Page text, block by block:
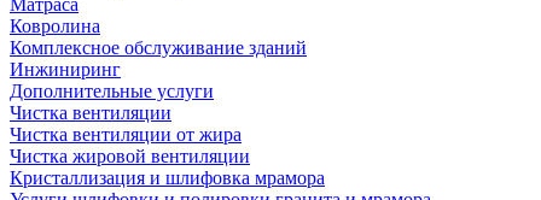
Матраса
Ковролина
Комплексное обслуживание зданий
Инжиниринг
Дополнительные услуги
Чистка вентиляции
Чистка вентиляции от жира
Чистка жировой вентиляции
Кристаллизация и шлифовка мрамора